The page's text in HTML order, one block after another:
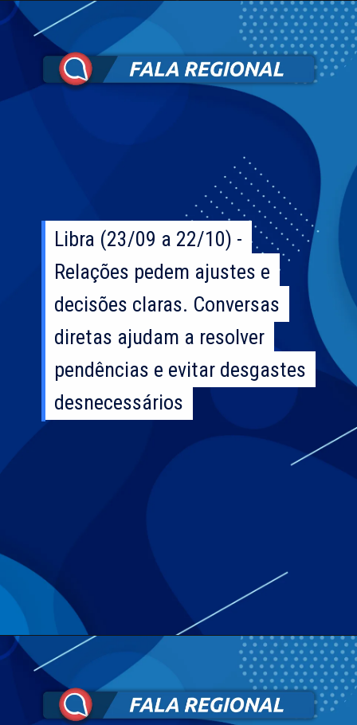
Libra (23/09 a 22/10) -
Relações pedem ajustes e
decisões claras. Conversas
diretas ajudam a resolver
pendências e evitar desgastes
desnecessários
Libra (23/09 a 22/10) -
Relações pedem ajustes e
decisões claras. Conversas
diretas ajudam a resolver
pendências e evitar desgastes
desnecessários